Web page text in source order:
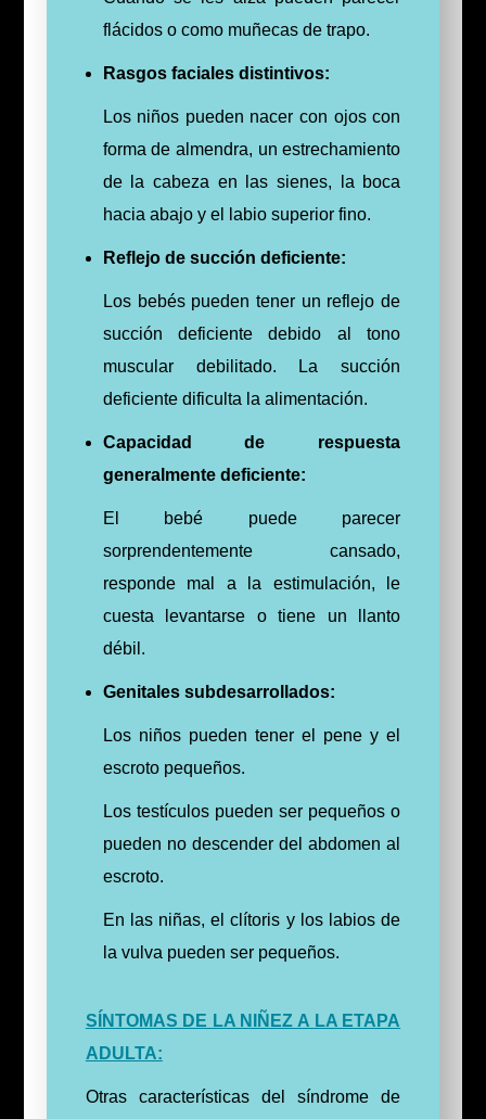
flácidos o como muñecas de trapo.
Rasgos faciales distintivos:
Los niños pueden nacer con ojos con
forma de almendra, un estrechamiento
de la cabeza en las sienes, la boca
hacia abajo y el labio superior fino.
Reflejo de succión deficiente:
Los bebés pueden tener un reflejo de
succión deficiente debido al tono
muscular debilitado. La succión
deficiente dificulta la alimentación.
Capacidad de respuesta
generalmente deficiente:
El bebé puede parecer
sorprendentemente cansado,
responde mal a la estimulación, le
cuesta levantarse o tiene un llanto
débil.
Genitales subdesarrollados:
Los niños pueden tener el pene y el
escroto pequeños.
Los testículos pueden ser pequeños o
pueden no descender del abdomen al
escroto.
En las niñas, el clítoris y los labios de
la vulva pueden ser pequeños.
SÍNTOMAS DE LA NIÑEZ A LA ETAPA
ADULTA:
Otras características del síndrome de